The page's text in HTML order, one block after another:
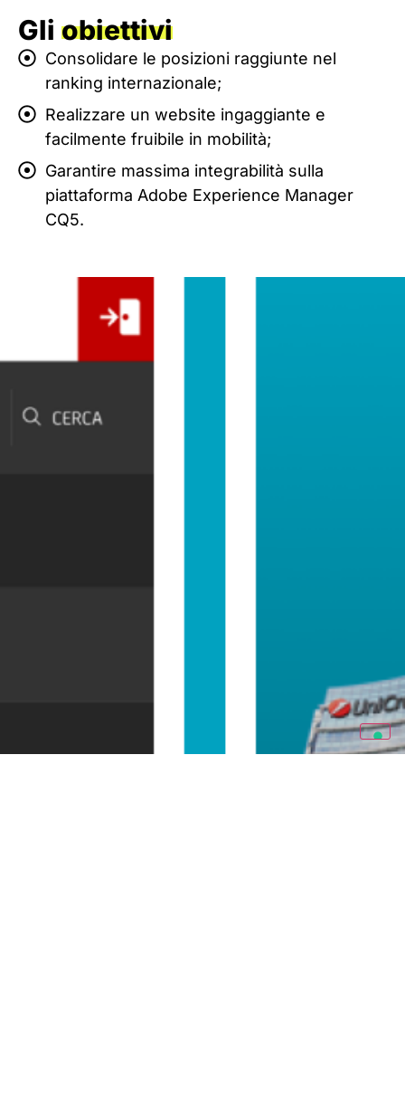
Gli obiettivi
Consolidare le posizioni raggiunte nel
ranking internazionale;
Realizzare un website ingaggiante e
facilmente fruibile in mobilità;
Garantire massima integrabilità sulla
piattaforma Adobe Experience Manager
CQ5.